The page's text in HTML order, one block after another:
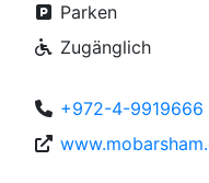
Parken
Zugänglich
+972-4-9919666